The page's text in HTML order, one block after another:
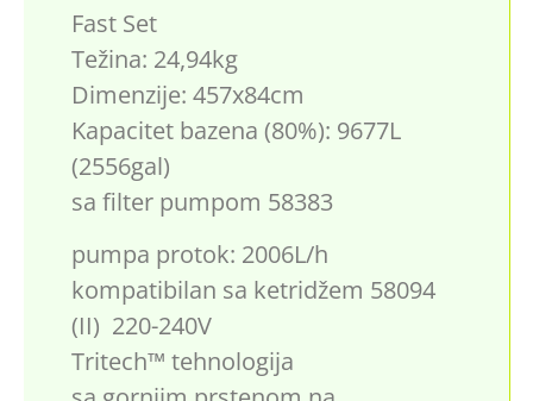
Fast Set
Težina: 24,94kg
Dimenzije: 457x84cm
Kapacitet bazena (80%): 9677L
(2556gal)
sa filter pumpom 58383
pumpa protok: 2006L/h
kompatibilan sa ketridžem 58094
(II) 220-240V
Tritech™ tehnologija